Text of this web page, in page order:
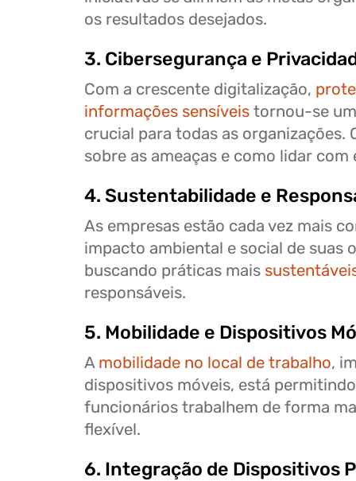
os resultados desejados.
3. Cibersegurança e
Com a crescente digitalização,
informações sensíveis tornou-se
crucial para todas as organizações.
sobre as ameaças e como lidar com
4. Sustentabilidade e
As empresas estão cada vez mais
impacto ambiental e social de suas
buscando práticas mais
responsáveis.
5. Mobilidade e Dispositivos
A mobilidade no local de trabalho,
dispositivos móveis, está
funcionários trabalhem de forma
flexível.
6. Integração de Dispositivos